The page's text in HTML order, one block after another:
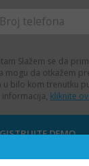
Slažem se da
mogu da otkažem
u bilo kom trenutku
informacija, kliknite